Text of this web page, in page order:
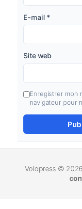
E-mail *
Site web
Enregistrer mon
navigateur pour
Volopress ©